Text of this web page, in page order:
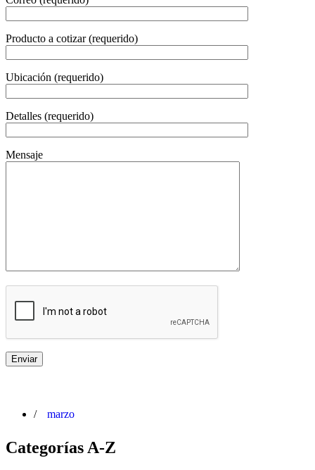
Producto a cotizar (requerido)
Ubicación (requerido)
Detalles (requerido)
Mensaje
/ marzo
Categorías A-Z